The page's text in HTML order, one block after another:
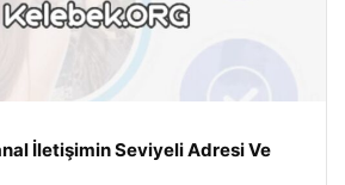
İletişimin Seviyeli Adresi Ve